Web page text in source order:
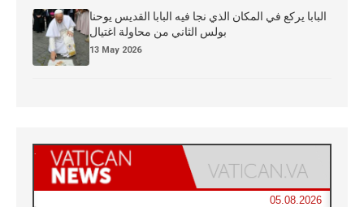
البابا يركع في المكان الذي نجا فيه البابا القديس يوحنا
بولس الثاني من محاولة اغتيال
13 May 2026
05.08.2026